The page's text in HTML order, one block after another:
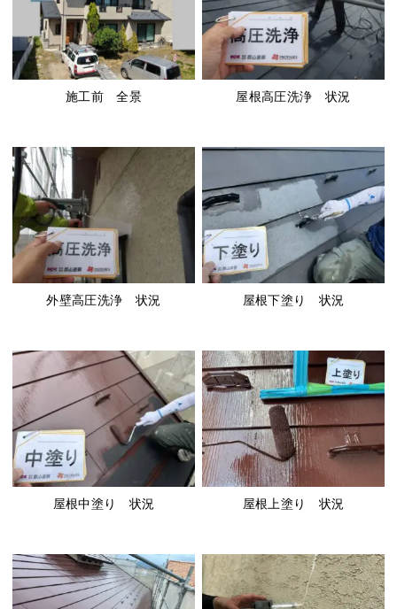
施工前 全景 屋根高圧洗浄 状況
外壁高圧洗浄 状況 屋根下塗り 状況
屋根中塗り 状況 屋根上塗り 状況